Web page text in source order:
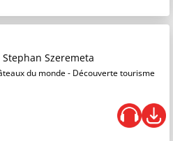
Stephan Szeremeta
du monde - Découverte tourisme